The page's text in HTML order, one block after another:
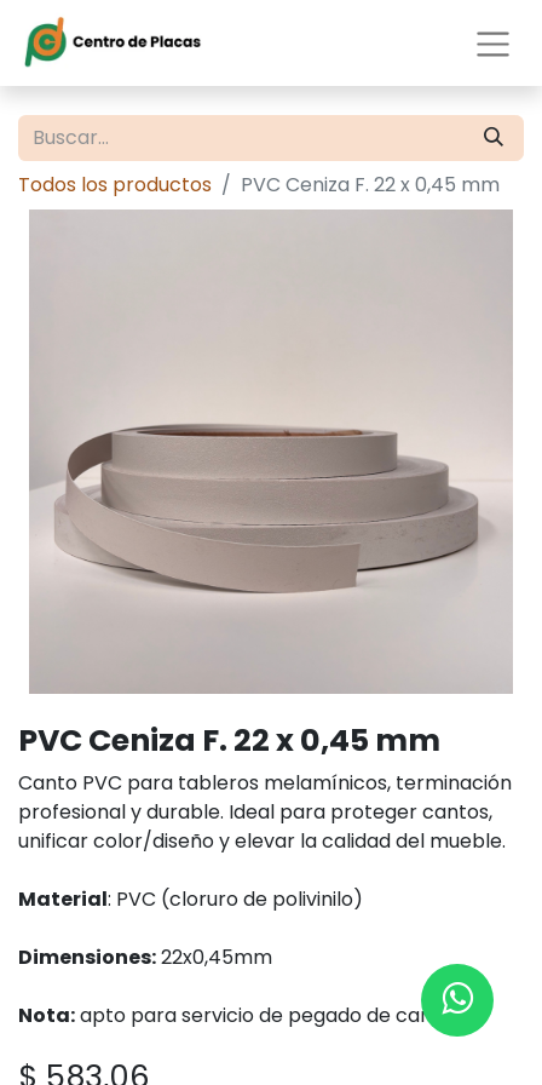
Todos los productos PVC Ceniza F. 22 x 0,45 mm
PVC Ceniza F. 22 x 0,45 mm
Canto PVC para tableros melamínicos, terminación
profesional y durable. Ideal para proteger cantos,
unificar color/diseño y elevar la calidad del mueble.
Material: PVC (cloruro de polivinilo)
Dimensiones:22x0,45mm
Nota:apto para servicio de pegado de cantos